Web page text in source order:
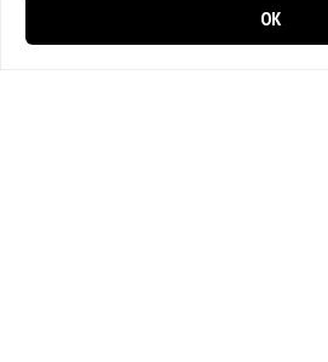
OK